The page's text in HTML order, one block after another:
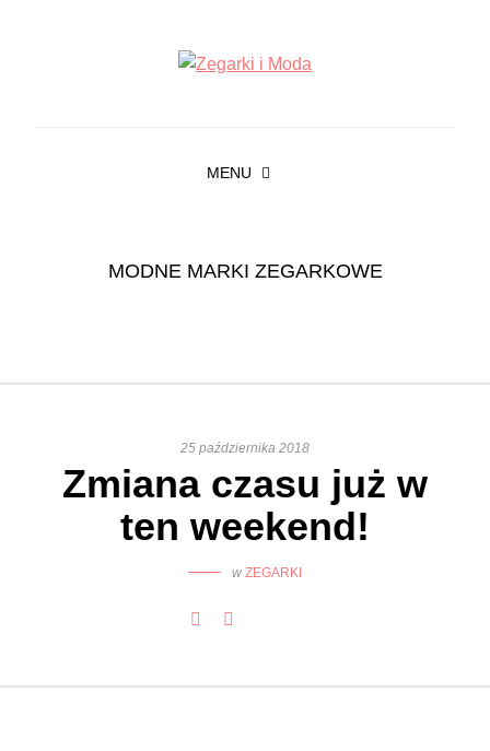
MENU
MODNE MARKI ZEGARKOWE
25 października 2018
Zmiana czasu już w
ten weekend!
w ZEGARKI